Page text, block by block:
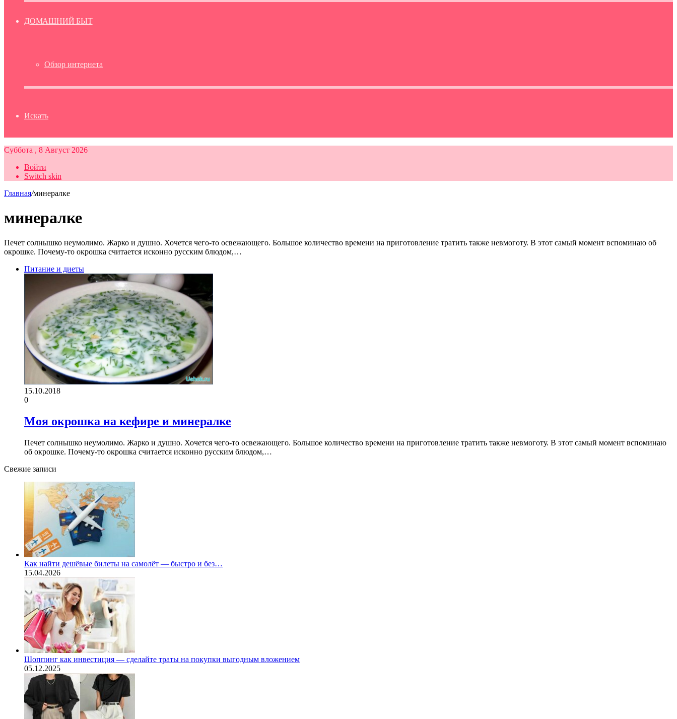
ДОМАШНИЙ БЫТ
Обзор интернета
Искать
Суббота , 8 Август 2026
Войти
Switch skin
Главная/минералке
минералке
Печет солнышко неумолимо. Жарко и душно. Хочется чего-то освежающего. Большое количество времени на приготовление тратить также невмоготу. В этот самый момент вспоминаю об
окрошке. Почему-то окрошка считается исконно русским блюдом,…
Питание и диеты
15.10.2018
0
Моя окрошка на кефире и минералке
Печет солнышко неумолимо. Жарко и душно. Хочется чего-то освежающего. Большое количество времени на приготовление тратить также невмоготу. В этот самый момент вспоминаю
об окрошке. Почему-то окрошка считается исконно русским блюдом,…
Свежие записи
Как найти дешёвые билеты на самолёт — быстро и без…
15.04.2026
Шоппинг как инвестиция — сделайте траты на покупки выгодным вложением
05.12.2025